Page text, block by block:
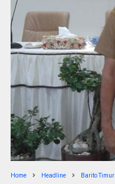
Home Headline Barito Timur